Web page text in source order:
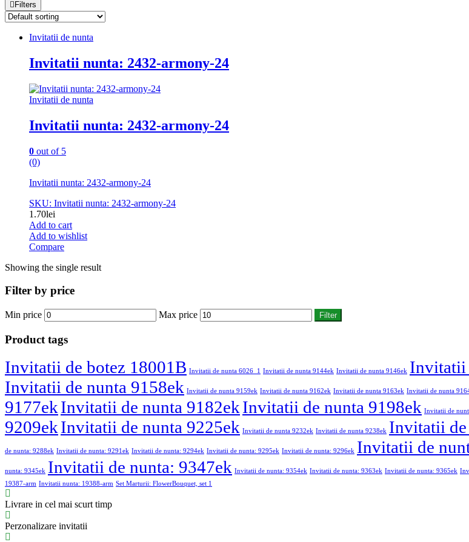
Filters
Invitatii de nunta
Invitatii nunta: 2432-armony-24
Invitatii de nunta
Invitatii nunta: 2432-armony-24
0 out of 5
(0)
Invitatii nunta: 2432-armony-24
SKU: Invitatii nunta: 2432-armony-24
1.70lei
Add to cart
Add to wishlist
Compare
Showing the single result
Filter by price
Min price Max price Filter
Product tags
Invitatii de botez 18001B Invitatii de nunta 6026_1 Invitatii de nunta 9144ek Invitatii de nunta 9146ek Invitatii
Invitatii de nunta 9158ek Invitatii de nunta 9159ek Invitatii de nunta 9162ek Invitatii de nunta 9163ek Invitatii de nunta
9177ekInvitatii de nunta 9182ekInvitatii de nunta 9198ek Invitatii de
9209ekInvitatii de nunta 9225ek Invitatii de nunta 9232ek Invitatii de nunta 9238ek Invitatii de
de nunta: 9288ek Invitatii de nunta: 9291ek Invitatii de nunta: 9294ek Invitatii de nunta: 9295ek Invitatii de nunta: 9296ek Invitatii de
nunta: 9345ek Invitatii de nunta: 9347ek Invitatii de nunta: 9354ek Invitatii de nunta: 9363ek Invitatii de nunta: 9365ek
19387-arm Invitatii nunta: 19388-arm Set Marturii: FlowerBouquet, set 1
Livrare in cel mai scurt timp
Perzonalizare invitatii